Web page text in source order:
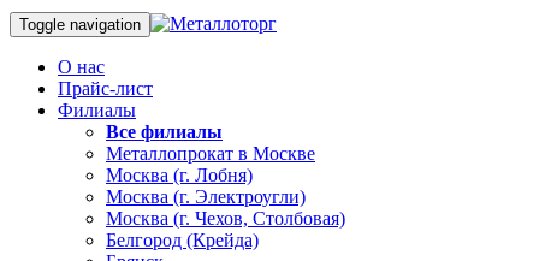
Toggle navigation
О нас
Прайс-лист
Филиалы
Все филиалы
Металлопрокат в Москве
Москва (г. Лобня)
Москва (г. Электроугли)
Москва (г. Чехов, Столбовая)
Белгород (Крейда)